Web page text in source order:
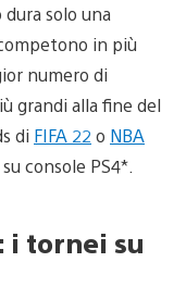
solo una
in più
numero di
grandi alla fine del
di FIFA 22 o NBA
console PS4*.
i tornei su